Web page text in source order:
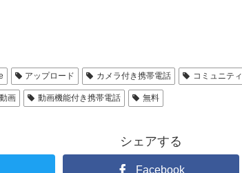
アップロード カメラ付き携帯電話 コミュニティ
動画 動画機能付き携帯電話 無料
シェアする
Facebook